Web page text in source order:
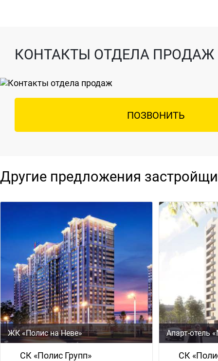
КОНТАКТЫ ОТДЕЛА ПРОДАЖ
ПОЗВОНИТЬ
Другие предложения
ЖК «Полис на Неве»
СК «Полис Групп»
Апарт-отель
СК